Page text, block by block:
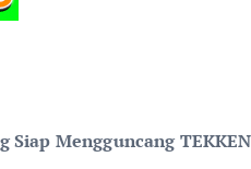
Siap Mengguncang